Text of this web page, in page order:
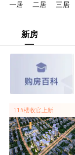
一居 二居 三居
新房
11#楼收官上新